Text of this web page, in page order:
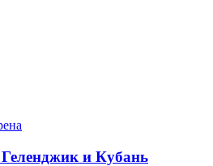
Геленджик и Кубань